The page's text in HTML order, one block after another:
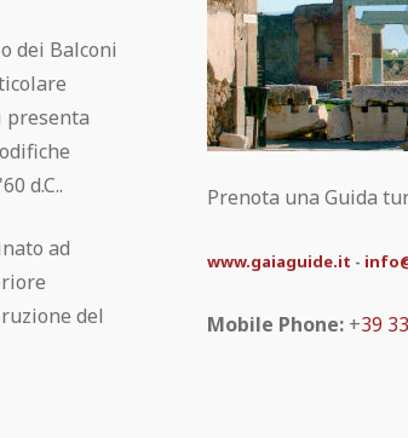
Prenota una Guida
www.gaiaguide.it -
Mobile Phone:+39
dei Balconi
presenta
d.C..
ad
del